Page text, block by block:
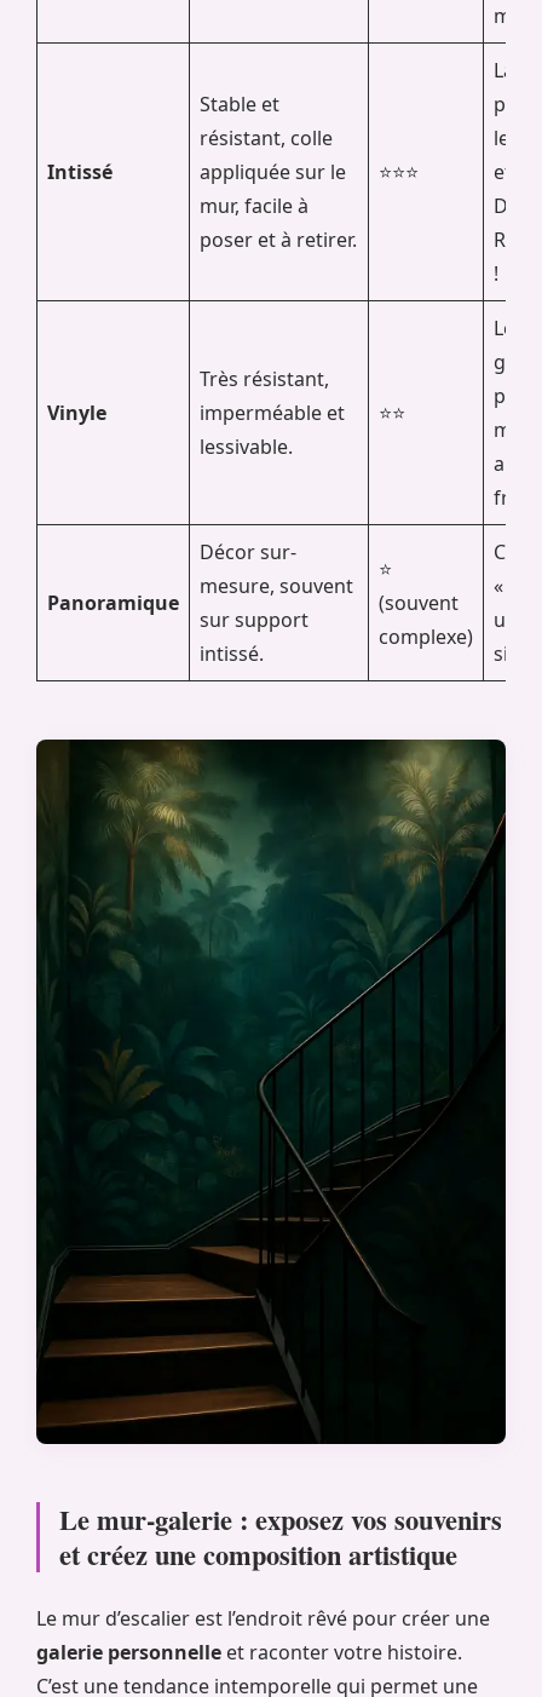
Intissé
Stable et
résistant, colle
appliquée sur le
mur, facile à
poser et à retirer.
⭐⭐⭐
La
les
et
DIY.
!
Vinyle
Très résistant,
imperméable et
lessivable.
⭐⭐
Les
aux
Panoramique
Décor sur-
mesure, souvent
sur support
intissé.
⭐
(souvent
complexe)
«
un
Le mur-galerie : exposez vos souvenirs
et créez une composition artistique
Le mur d’escalier est l’endroit rêvé pour créer une
galerie personnelle et raconter votre histoire.
C’est une tendance intemporelle qui permet une